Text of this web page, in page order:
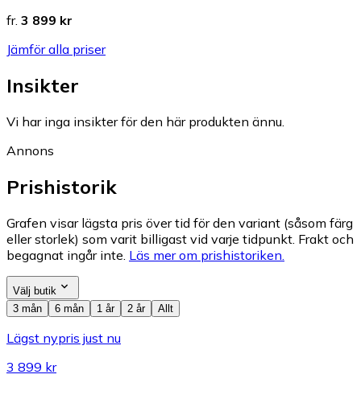
fr. 3 899 kr
Jämför alla priser
Insikter
Vi har inga insikter för den här produkten ännu.
Annons
Prishistorik
Grafen visar lägsta pris över tid för den variant (såsom färg
eller storlek) som varit billigast vid varje tidpunkt. Frakt och
begagnat ingår inte. Läs mer om prishistoriken.
Välj butik
3 mån
6 mån 1 år 2 år Allt
Lägst nypris just nu
3 899 kr